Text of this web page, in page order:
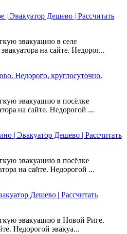
| Эвакуатор Дешево | Рассчитать
эвакуацию в селе
на сайте. Недорог...
Недорого, круглосуточно.
эвакуацию в посёлке
на сайте. Недорогой ...
| Эвакуатор Дешево | Рассчитать
эвакуацию в посёлке
на сайте. Недорогой ...
Дешево | Рассчитать
эвакуацию в Новой Риге.
Недорогой эвакуа...